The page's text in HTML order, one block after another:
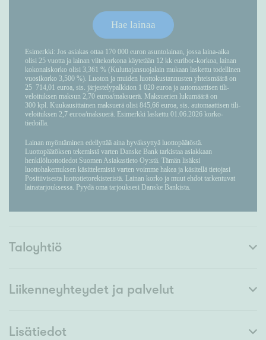
Taloyhtiö
Liikenneyhteydet ja palvelut
Lisätiedot